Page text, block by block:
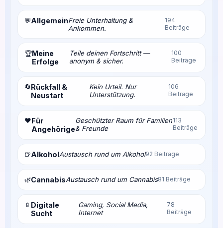
💬AllgemeinFreie Unterhaltung &
Ankommen.
194
Beiträge
🏆Meine
Erfolge
Teile deinen Fortschritt —
anonym & sicher.
100
Beiträge
🔄Rückfall &
Neustart
Kein Urteil. Nur
Unterstützung.
106
Beiträge
❤️Für
Angehörige
Geschützter Raum für Familien
& Freunde
113
Beiträge
🍺AlkoholAustausch rund um Alkohol92 Beiträge
🌿CannabisAustausch rund um Cannabis81 Beiträge
📱 Digitale
Sucht
Gaming, Social Media,
Internet
78
Beiträge